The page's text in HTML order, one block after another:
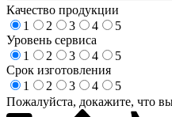
Качество продукции
1
2 3 4
5
Уровень сервиса
1
2 3 4
5
Срок изготовления
1
2 3 4
5
Пожалуйста, докажите, что